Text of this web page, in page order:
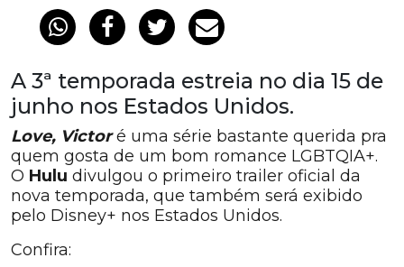
A 3ª temporada estreia no dia 15 de
junho nos Estados Unidos.
Love, Victoré uma série bastante querida pra
quem gosta de um bom romance LGBTQIA+.
O Hulu divulgou o primeiro trailer oficial da
nova temporada, que também será exibido
pelo Disney+ nos Estados Unidos.
Confira: